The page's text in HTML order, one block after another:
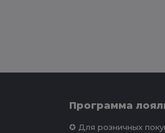
Программа
✪ Для розничных